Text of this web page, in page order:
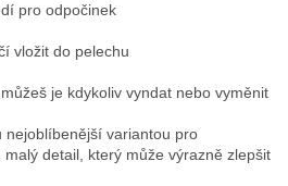
pro odpočinek
vložit do pelechu
je kdykoliv vyndat nebo vyměnit
variantou pro
malý detail, který může výrazně zlepšit